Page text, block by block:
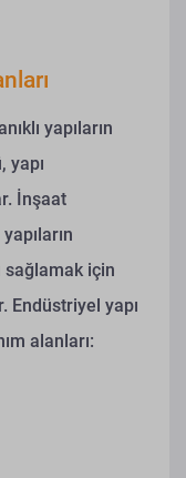
yapıların
yapı
İnşaat
için
Endüstriyel yapı
alanları: